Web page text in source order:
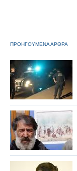
ΠΡΟΗΓΟΥΜΕΝΑ ΑΡΘΡΑ